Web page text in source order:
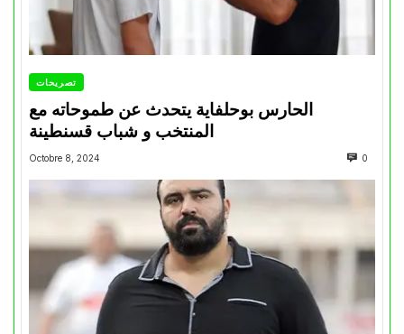
تصريحات
الحارس بوحلفاية يتحدث عن طموحاته مع
المنتخب و شباب قسنطينة
Octobre 8, 2024 0